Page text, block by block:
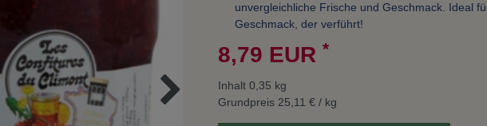
unvergleichliche Frische und Geschmack. Ideal
Geschmack, der verführt!
8,79 EUR *
Inhalt 0,35 kg
Grundpreis 25,11 € / kg